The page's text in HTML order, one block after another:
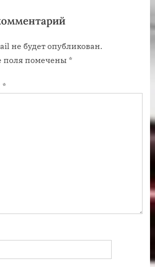
з
п
и
не будет опубликован.
поля помечены *
*